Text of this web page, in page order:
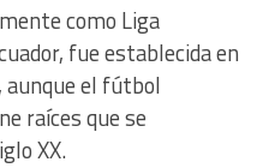
como Liga
fue establecida en
el fútbol
raíces que se
XX.